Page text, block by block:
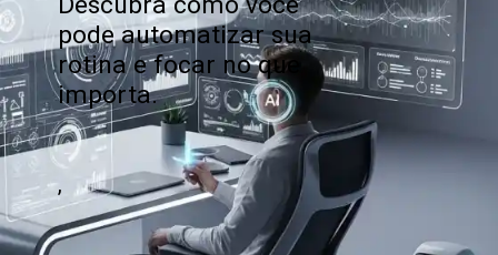
,
pode automatizar sua
rotina e focar no que
importa.